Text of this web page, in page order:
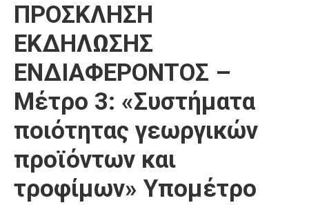
Επικοινωνία
ΠΡΟΣΚΛΗΣΗ
ΕΚΔΗΛΩΣΗΣ
ΕΝΔΙΑΦΕΡΟΝΤΟΣ –
Μέτρο 3: «Συστήματα
ποιότητας γεωργικών
προϊόντων και
τροφίμων» Υπομέτρο